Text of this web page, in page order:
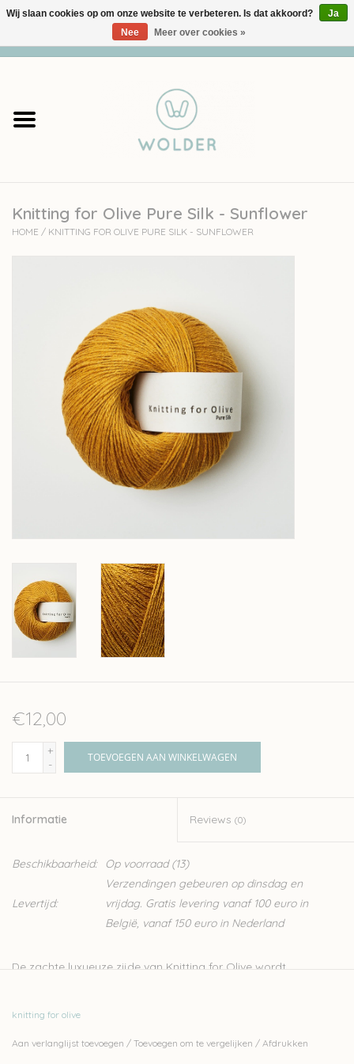
Garens
Accessoires
Over wolder
Knitting for Olive Pure Silk - Sunflower
HOME / KNITTING FOR OLIVE PURE SILK - SUNFLOWER
€12,00
+
-
TOEVOEGEN AAN WINKELWAGEN
Informatie Reviews (0)
Beschikbaarheid: Op voorraad(13)
Levertijd:
Verzendingen gebeuren op dinsdag en
vrijdag. Gratis levering vanaf 100 euro in
België, vanaf 150 euro in Nederland
De zachte luxueuze zijde van Knitting for Olive wordt
voor kinderen en baby’s. De zijde van Knitting for Olive, is
knitting for olive
Aan verlanglijst toevoegen / Toevoegen om te vergelijken / Afdrukken
Wij slaan cookies op om onze website te verbeteren. Is dat akkoord?
Ja
Nee
Meer over cookies »